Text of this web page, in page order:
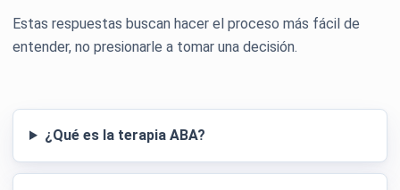
Estas respuestas buscan hacer el proceso más fácil de
entender, no presionarle a tomar una decisión.
¿Qué es la terapia ABA?